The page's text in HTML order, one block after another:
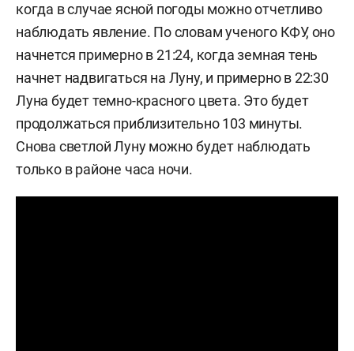
когда в случае ясной погоды можно отчетливо
наблюдать явление. По словам ученого КФУ, оно
начнется примерно в 21:24, когда земная тень
начнет надвигаться на Луну, и примерно в 22:30
Луна будет темно-красного цвета. Это будет
продолжаться приблизительно 103 минуты.
Снова светлой Луну можно будет наблюдать
только в районе часа ночи.